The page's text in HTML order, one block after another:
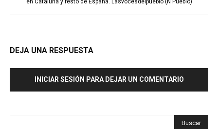
en Cataluña y resto de España. Lasvocesdelpueblo (Ñ Pueblo)
DEJA UNA RESPUESTA
INICIAR SESIÓN PARA DEJAR UN COMENTARIO